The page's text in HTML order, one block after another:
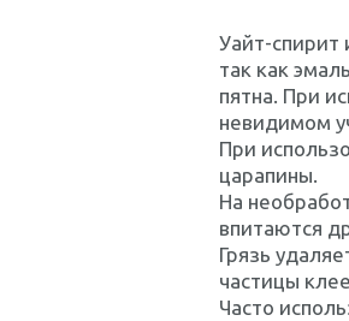
Уайт-спирит
так как
пятна. При
невидимом
При
царапины.
На
впитаются
Грязь
частицы
Часто